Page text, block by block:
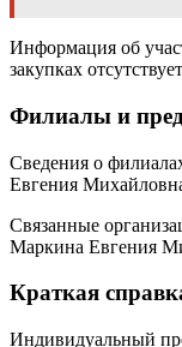
Информация об
закупках
Филиалы и
Сведения о
Евгения
Связанные
Маркина Евгения
Краткая
Индивидуальный